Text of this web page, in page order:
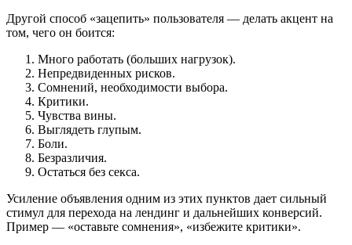
Другой способ «зацепить» пользователя — делать акцент на
том, чего он боится:
Много работать (больших нагрузок).
Непредвиденных рисков.
Сомнений, необходимости выбора.
Критики.
Чувства вины.
Выглядеть глупым.
Боли.
Безразличия.
Остаться без секса.
Усиление объявления одним из этих пунктов дает сильный
стимул для перехода на лендинг и дальнейших конверсий.
Пример — «оставьте сомнения», «избежите критики».